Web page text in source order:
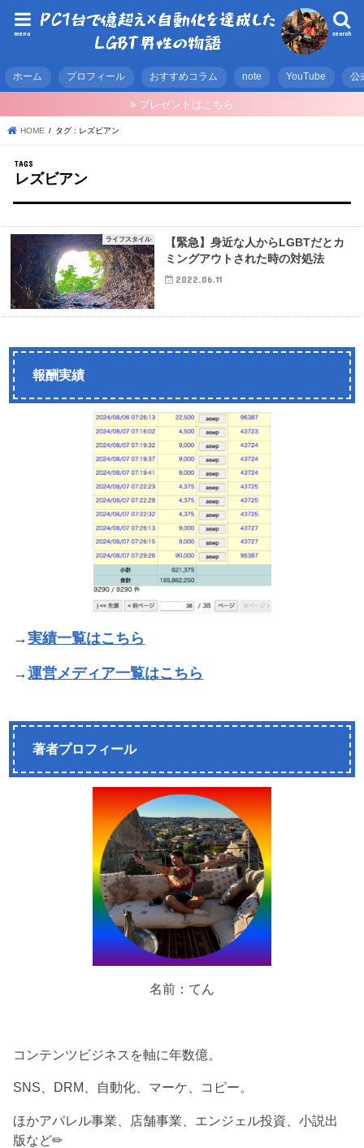
search
menu
ホーム プロフィール おすすめコラム note YouTube 公
プレゼントはこちら
HOME タグ : レズビアン
レズビアン
ライフスタイル
【緊急】身近な人からLGBTだとカ
ミングアウトされた時の対処法
2022.06.11
報酬実績
→実績一覧はこちら
→運営メディア一覧はこちら
著者プロフィール
名前：てん
コンテンツビジネスを軸に年数億。
SNS、DRM、自動化、マーケ、コピー。
ほかアパレル事業、店舗事業、エンジェル投資、小説出
版など✏︎